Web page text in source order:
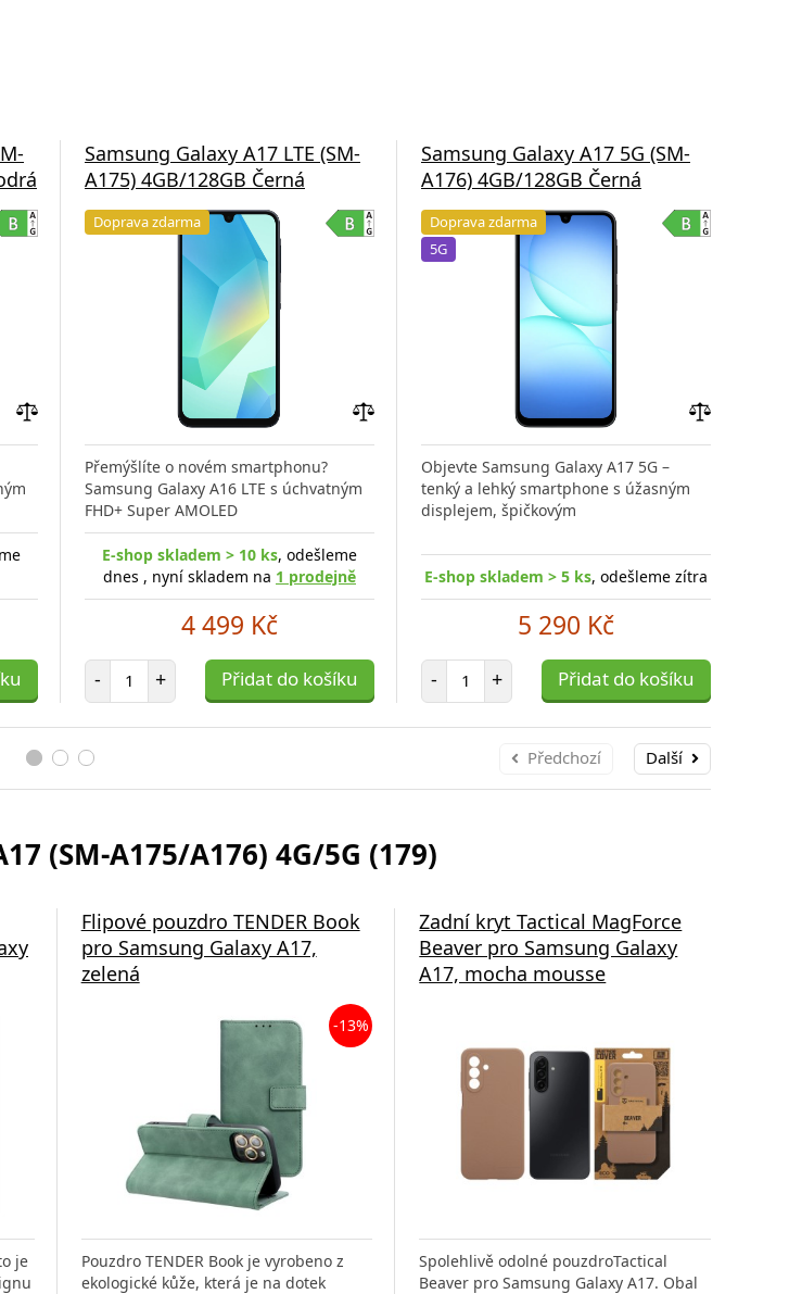
porovnání
Samsung Galaxy A17 LTE (SM-
A175) 4GB/128GB Černá
Doprava zdarma
porovnání
Přemýšlíte o novém smartphonu?
Samsung Galaxy A16 LTE s úchvatným
FHD+ Super AMOLED
E-shop skladem > 10 ks, odešleme
dnes , nyní skladem na 1 prodejně
4 499 Kč
- Počet položek
+ Přidat do košíku
Samsung Galaxy A17 5G (SM-
A176) 4GB/128GB Černá
Doprava zdarma
5G
Objevte Samsung Galaxy A17 5G –
tenký a lehký smartphone s úžasným
displejem, špičkovým
E-shop skladem > 5 ks, odešleme zítra
5 290 Kč
- Počet položek
+ Přidat do košíku
Předchozí Další
(SM-A175/A176) 4G/5G (179)
je
Flipové pouzdro TENDER Book
pro Samsung Galaxy A17,
zelená
-13%
Pouzdro TENDER Book je vyrobeno z
ekologické kůže, která je na dotek
Zadní kryt Tactical MagForce
Beaver pro Samsung Galaxy
A17, mocha mousse
Spolehlivě odolné pouzdroTactical
Beaver pro Samsung Galaxy A17. Obal